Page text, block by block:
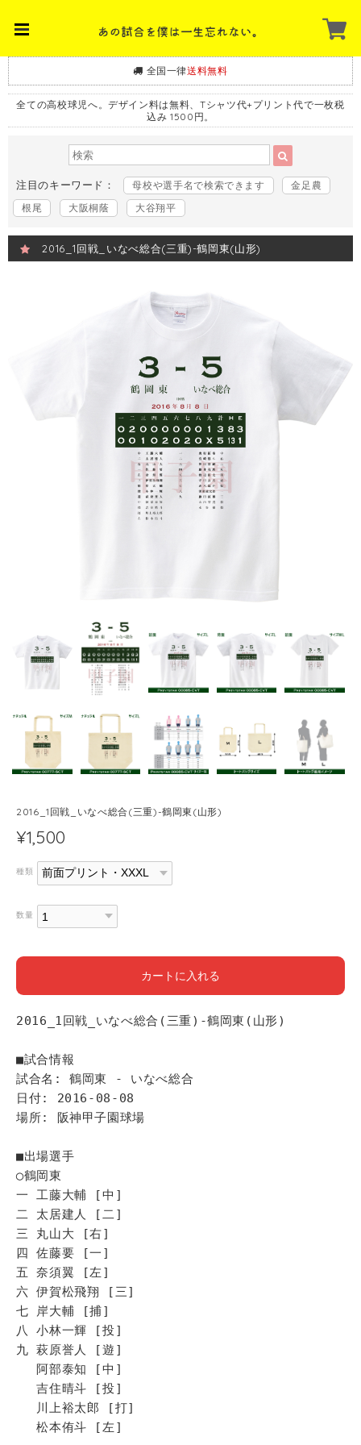
全国一律送料無料
全ての高校球児へ。デザイン料は無料、Tシャツ代+プリント代で一枚税
込み 1500円。
注目のキーワード： 母校や選手名で検索できます
金足農
根尾
大阪桐蔭 大谷翔平
2016_1回戦_いなべ総合(三重)-鶴岡東(山形)
2016_1回戦_いなべ総合(三重)-鶴岡東(山形)
¥1,500
種類
数量
カートに入れる
2016_1回戦_いなべ総合(三重)-鶴岡東(山形)
■試合情報
試合名: 鶴岡東 - いなべ総合
日付: 2016-08-08
場所: 阪神甲子園球場
■出場選手
◯鶴岡東
一 工藤大輔 [中]
二 太居建人 [二]
三 丸山大 [右]
四 佐藤要 [一]
五 奈須翼 [左]
六 伊賀松飛翔 [三]
七 岸大輔 [捕]
八 小林一輝 [投]
九 萩原誉人 [遊]
阿部泰知 [中]
吉住晴斗 [投]
川上裕太郎 [打]
松本侑斗 [左]